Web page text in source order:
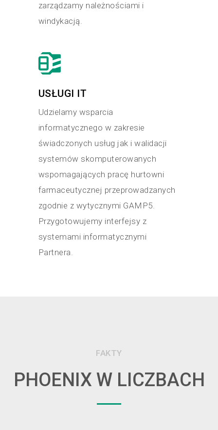
zarządzamy należnościami i
windykacją.
USŁUGI IT
Udzielamy wsparcia
informatycznego w zakresie
świadczonych usług jak i walidacji
systemów skomputerowanych
wspomagających pracę hurtowni
farmaceutycznej przeprowadzanych
zgodnie z wytycznymi GAMP5.
Przygotowujemy interfejsy z
systemami informatycznymi
Partnera.
FAKTY
PHOENIX W LICZBACH